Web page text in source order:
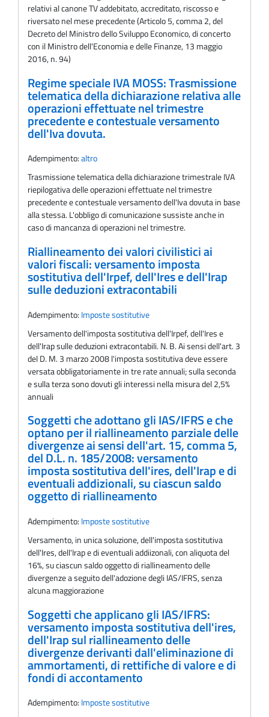
relativi al canone TV addebitato, accreditato, riscosso e
riversato nel mese precedente (Articolo 5, comma 2, del
Decreto del Ministro dello Sviluppo Economico, di concerto
con il Ministro dell'Economia e delle Finanze, 13 maggio
2016, n. 94)
Regime speciale IVA MOSS: Trasmissione
telematica della dichiarazione relativa alle
operazioni effettuate nel trimestre
precedente e contestuale versamento
dell'Iva dovuta.
Adempimento:altro
Trasmissione telematica della dichiarazione trimestrale IVA
riepilogativa delle operazioni effettuate nel trimestre
precedente e contestuale versamento dell'Iva dovuta in base
alla stessa. L'obbligo di comunicazione sussiste anche in
caso di mancanza di operazioni nel trimestre.
Riallineamento dei valori civilistici ai
valori fiscali: versamento imposta
sostitutiva dell'Irpef, dell'Ires e dell'Irap
sulle deduzioni extracontabili
Adempimento: Imposte sostitutive
Versamento dell'imposta sostitutiva dell'Irpef, dell'Ires e
dell'Irap sulle deduzioni extracontabili. N. B. Ai sensi dell'art. 3
del D. M. 3 marzo 2008 l'imposta sostitutiva deve essere
versata obbligatoriamente in tre rate annuali; sulla seconda
e sulla terza sono dovuti gli interessi nella misura del 2,5%
annuali
Soggetti che adottano gli IAS/IFRS e che
optano per il riallineamento parziale delle
divergenze ai sensi dell'art. 15, comma 5,
del D.L. n. 185/2008: versamento
imposta sostitutiva dell'ires, dell'Irap e di
eventuali addizionali, su ciascun saldo
oggetto di riallineamento
Adempimento: Imposte sostitutive
Versamento, in unica soluzione, dell'imposta sostitutiva
dell'Ires, dell'Irap e di eventuali addiizonali, con aliquota del
16%, su ciascun saldo oggetto di riallineamento delle
divergenze a seguito dell'adozione degli IAS/IFRS, senza
alcuna maggiorazione
Soggetti che applicano gli IAS/IFRS:
versamento imposta sostitutiva dell'ires,
dell'Irap sul riallineamento delle
divergenze derivanti dall'eliminazione di
ammortamenti, di rettifiche di valore e di
fondi di accontamento
Adempimento: Imposte sostitutive